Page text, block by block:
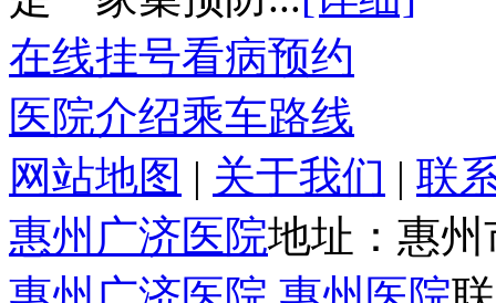
在线挂号看病预约
医院介绍乘车路线
网站地图 | 关于我们 | 联
惠州广济医院地址：惠